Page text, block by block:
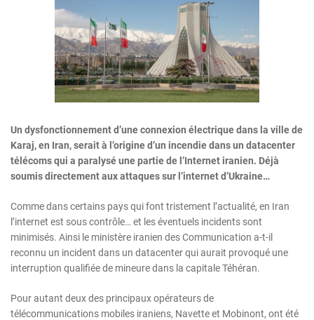
Un dysfonctionnement d’une connexion électrique dans la ville de
Karaj, en Iran, serait à l’origine d’un incendie dans un datacenter
télécoms qui a paralysé une partie de l’Internet iranien. Déjà
soumis directement aux attaques sur l’internet d’Ukraine…
Comme dans certains pays qui font tristement l’actualité, en Iran
l’internet est sous contrôle… et les éventuels incidents sont
minimisés. Ainsi le ministère iranien des Communication a-t-il
reconnu un incident dans un datacenter qui aurait provoqué une
interruption qualifiée de mineure dans la capitale Téhéran.
Pour autant deux des principaux opérateurs de
télécommunications mobiles iraniens, Navette et Mobinont, ont été